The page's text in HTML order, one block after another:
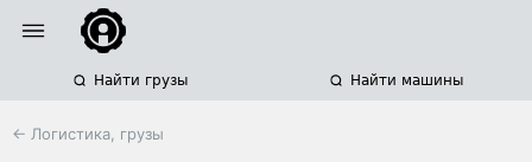
Найти грузы Найти машины
← Логистика, грузы